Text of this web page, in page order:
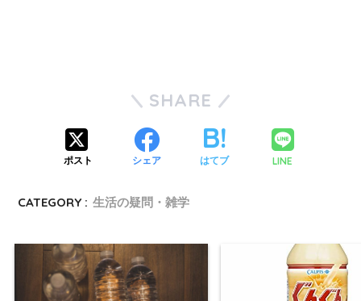
SHARE
ポスト シェア はてブ LINE
CATEGORY : 生活の疑問・雑学